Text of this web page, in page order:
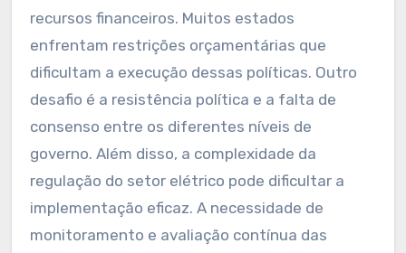
recursos financeiros. Muitos estados
enfrentam restrições orçamentárias que
dificultam a execução dessas políticas. Outro
desafio é a resistência política e a falta de
consenso entre os diferentes níveis de
governo. Além disso, a complexidade da
regulação do setor elétrico pode dificultar a
implementação eficaz. A necessidade de
monitoramento e avaliação contínua das